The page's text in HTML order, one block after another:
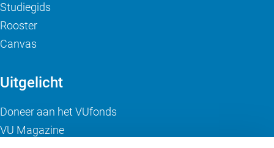
Studiegids
Rooster
Canvas
Uitgelicht
Doneer aan het VUfonds
VU Magazine